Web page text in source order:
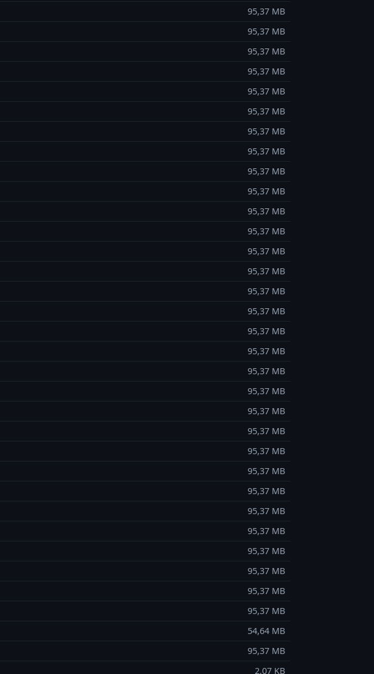
95,37 MB
95,37 MB
95,37 MB
95,37 MB
95,37 MB
95,37 MB
95,37 MB
95,37 MB
95,37 MB
95,37 MB
95,37 MB
95,37 MB
95,37 MB
95,37 MB
95,37 MB
95,37 MB
95,37 MB
95,37 MB
95,37 MB
95,37 MB
95,37 MB
95,37 MB
95,37 MB
95,37 MB
95,37 MB
95,37 MB
95,37 MB
95,37 MB
95,37 MB
95,37 MB
95,37 MB
54,64 MB
95,37 MB
2,07 KB